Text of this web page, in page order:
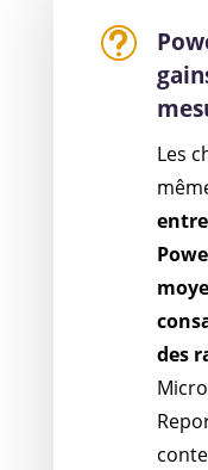
t
Les
des